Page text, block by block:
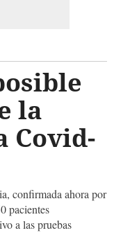
la
Covid-
confirmada ahora por
pacientes
a las pruebas